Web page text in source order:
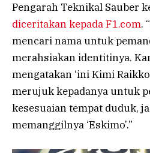
Pengarah Teknikal Sauber
diceritakan kepada F1.com.
mencari nama untuk
merahsiakan identitinya.
mengatakan ‘ini Kimi
merujuk kepadanya untuk
kesesuaian tempat duduk,
memanggilnya ‘Eskimo’.”